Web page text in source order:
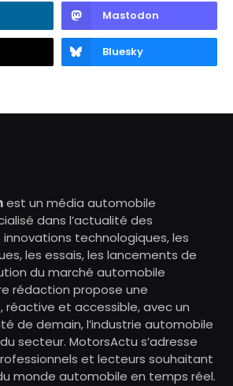
Mastodon
Bluesky
est un média automobile
dans l’actualité des
technologiques, les
les essais, les lancements de
du marché automobile
rédaction propose une
réactive et accessible, avec un
de demain, l’industrie automobile
secteur. MotorsActu s’adresse
et lecteurs souhaitant
monde automobile en temps réel.